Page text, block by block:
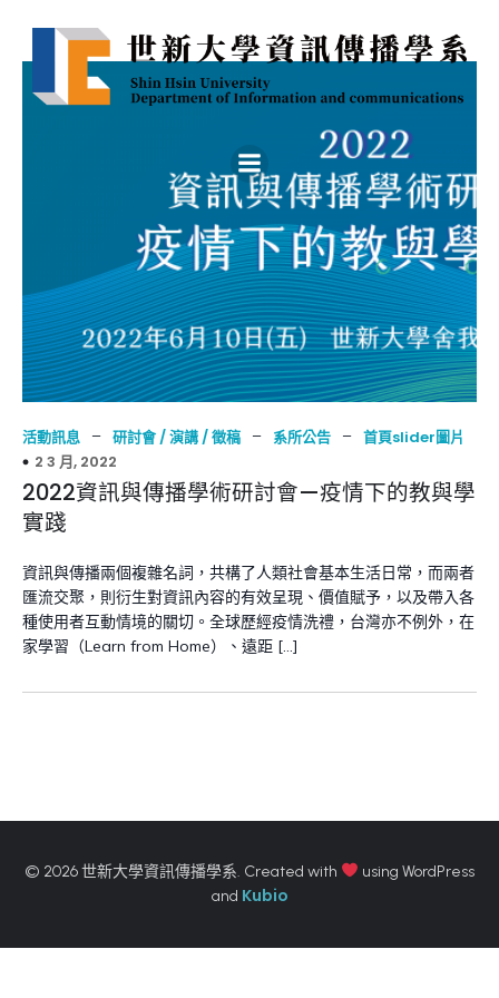
活動訊息 – 研討會 / 演講 / 徵稿 – 系所公告 – 首頁slider圖片
2 3 月, 2022
2022資訊與傳播學術研討會—疫情下的教與學
實踐
資訊與傳播兩個複雜名詞，共構了人類社會基本生活日常，而兩者
匯流交聚，則衍生對資訊內容的有效呈現、價值賦予，以及帶入各
種使用者互動情境的關切。全球歷經疫情洗禮，台灣亦不例外，在
家學習（Learn from Home）、遠距 […]
© 2026 世新大學資訊傳播學系. Created with
using WordPress
and Kubio